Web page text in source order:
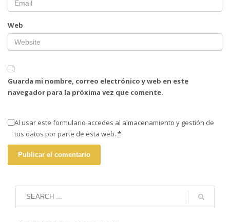
Web
Guarda mi nombre, correo electrónico y web en este
navegador para la próxima vez que comente.
Al usar este formulario accedes al almacenamiento y gestión de
tus datos por parte de esta web. *